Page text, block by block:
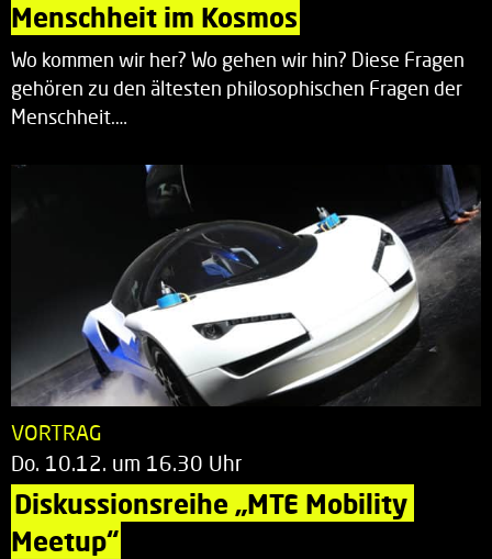
Menschheit im Kosmos
Wo kommen wir her? Wo gehen wir hin? Diese Fragen
gehören zu den ältesten philosophischen Fragen der
Menschheit.…
VORTRAG
Do. 10.12. um 16.30 Uhr
Diskussionsreihe „MTE Mobility
Meetup“